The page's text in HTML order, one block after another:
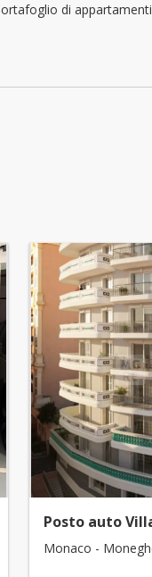
martedì: 09:00 - 18:30
di
Posto auto
Monaco -